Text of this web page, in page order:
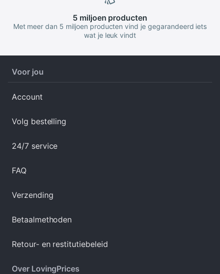
5 miljoen producten
Met meer dan 5 miljoen producten vind je gegarandeerd iets
wat je leuk vindt
Voor jou
Account
Volg bestelling
24/7 service
FAQ
Verzending
Betaalmethoden
Retour- en restitutiebeleid
Over LovingPrices